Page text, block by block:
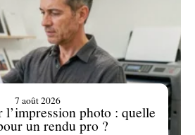
photo : quelle
un rendu pro ?
7 août 2026